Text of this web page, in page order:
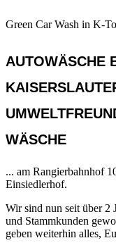
Green Car Wash in K-
AUTOWÄSCHE
WÄSCHE
... am Rangierbahnhof
Einsiedlerhof.
Wir sind nun seit über 2
und Stammkunden
geben weiterhin alles,